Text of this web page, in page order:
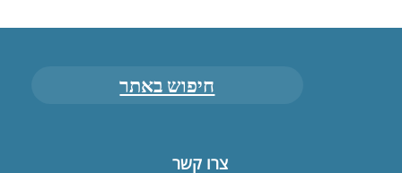
צרו קשר
חיפוש באתר